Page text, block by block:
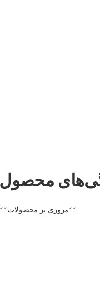
محصول
**مروری بر محصولات**